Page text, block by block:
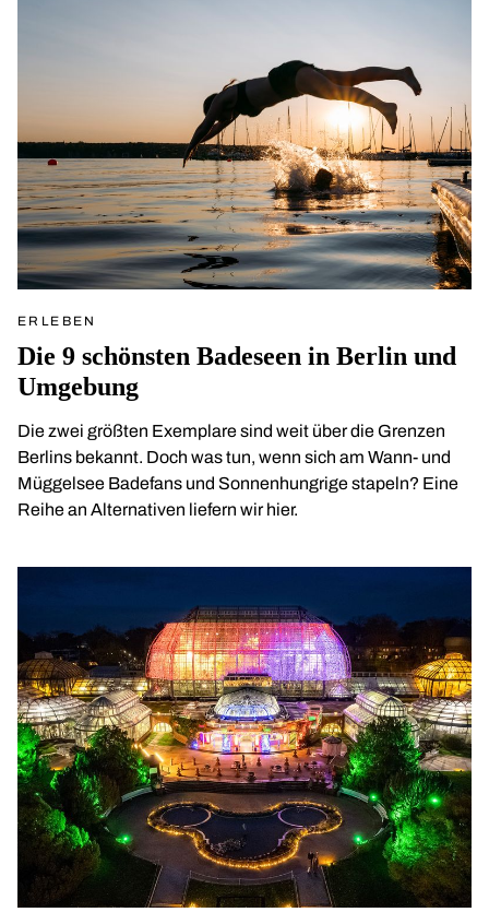
ERLEBEN
Die 9 schönsten Badeseen in Berlin und
Umgebung
Die zwei größten Exemplare sind weit über die Grenzen
Berlins bekannt. Doch was tun, wenn sich am Wann- und
Müggelsee Badefans und Sonnenhungrige stapeln? Eine
Reihe an Alternativen liefern wir hier.